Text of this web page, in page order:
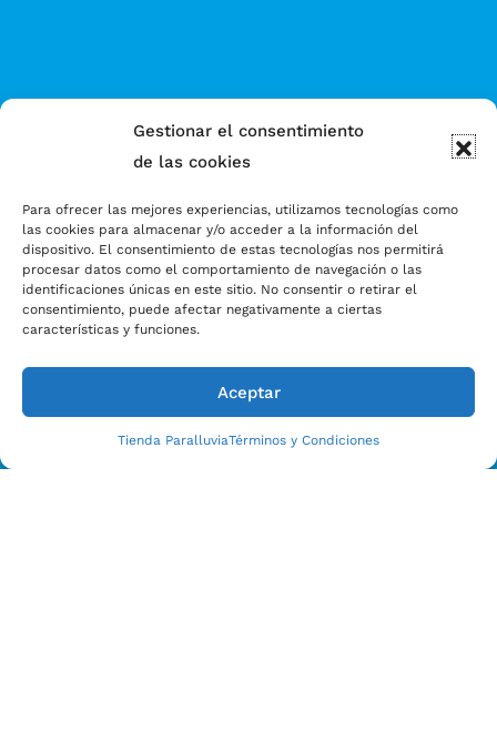
Gestionar el consentimiento
de las cookies
Para ofrecer las mejores experiencias, utilizamos tecnologías como
las cookies para almacenar y/o acceder a la información del
dispositivo. El consentimiento de estas tecnologías nos permitirá
procesar datos como el comportamiento de navegación o las
identificaciones únicas en este sitio. No consentir o retirar el
consentimiento, puede afectar negativamente a ciertas
características y funciones.
Aceptar
Tienda ParalluviaTérminos y Condiciones